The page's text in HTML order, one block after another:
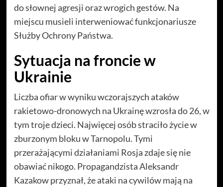
do słownej agresji oraz wrogich gestów. Na
miejscu musieli interweniować funkcjonariusze
Służby Ochrony Państwa.
Sytuacja na froncie w
Ukrainie
Liczba ofiar w wyniku wczorajszych ataków
rakietowo-dronowych na Ukrainę wzrosła do 26, w
tym troje dzieci. Najwięcej osób straciło życie w
zburzonym bloku w Tarnopolu. Tymi
przerażającymi działaniami Rosja zdaje się nie
obawiać nikogo. Propagandzista Aleksandr
Kazakow przyznał, że ataki na cywilów mają na